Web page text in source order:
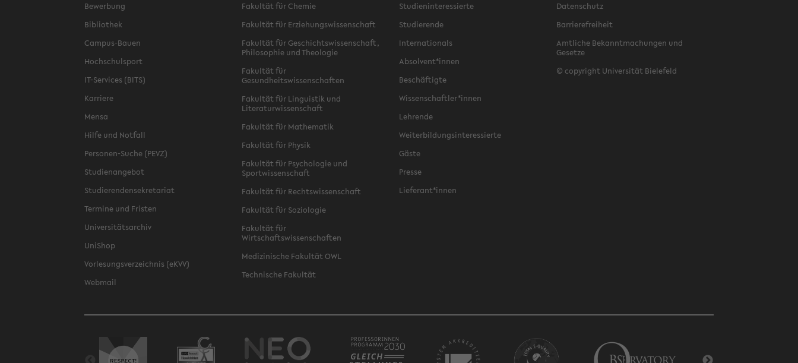
Bewerbung
Bibliothek
Campus-Bauen
Hochschulsport
IT-Services (BITS)
Karriere
Mensa
Hilfe und Notfall
Personen-Suche (PEVZ)
Studienangebot
Studierendensekretariat
Termine und Fristen
Universitätsarchiv
UniShop
Vorlesungsverzeichnis (eKVV)
Webmail
Fakultät für Chemie
Fakultät für Erziehungswissenschaft
Fakultät für Geschichtswissenschaft,
Philosophie und Theologie
Fakultät für
Gesundheitswissenschaften
Fakultät für Linguistik und
Literaturwissenschaft
Fakultät für Mathematik
Fakultät für Physik
Fakultät für Psychologie und
Sportwissenschaft
Fakultät für Rechtswissenschaft
Fakultät für Soziologie
Fakultät für
Wirtschaftswissenschaften
Medizinische Fakultät OWL
Technische Fakultät
Studieninteressierte
Studierende
Internationals
Absolvent*innen
Beschäftigte
Wissenschaftler*innen
Lehrende
Weiterbildungsinteressierte
Gäste
Presse
Lieferant*innen
Datenschutz
Barrierefreiheit
Amtliche Bekanntmachungen und
Gesetze
© copyright Universität Bielefeld